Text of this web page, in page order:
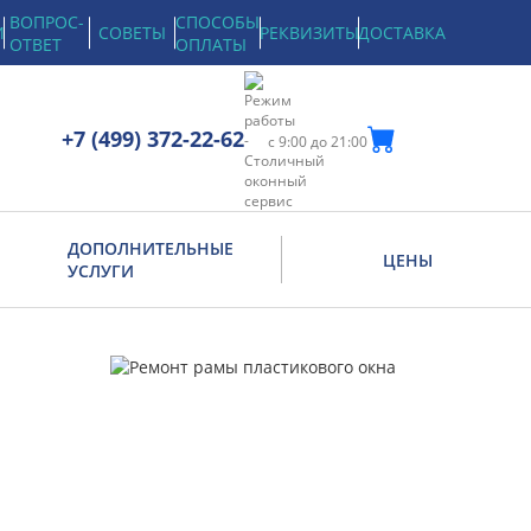
ВОПРОС-
ОТВЕТ
СОВЕТЫ СПОСОБЫ
ОПЛАТЫ
РЕКВИЗИТЫДОСТАВКА
+7 (499) 372-22-62 с 9:00 до 21:00
ДОПОЛНИТЕЛЬНЫЕ
УСЛУГИ
открывания окна в Москве
ЦЕНЫ